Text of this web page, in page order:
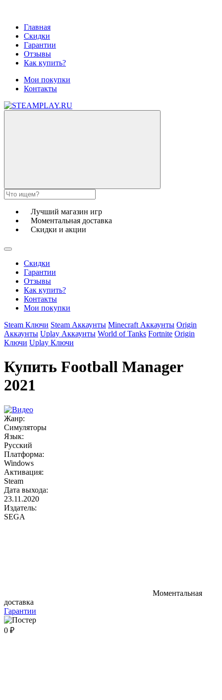
Главная
Скидки
Гарантии
Отзывы
Как купить?
Мои покупки
Контакты
Лучший магазин игр
Моментальная доставка
Скидки и акции
Скидки
Гарантии
Отзывы
Как купить?
Контакты
Мои покупки
Steam Ключи Steam Аккаунты Minecraft Аккаунты Origin
Аккаунты Uplay Аккаунты World of Tanks Fortnite Origin
Ключи Uplay Ключи
Купить Football Manager
2021
Жанр:
Симуляторы
Язык:
Русский
Платформа:
Windows
Активация:
Steam
Дата выхода:
23.11.2020
Издатель:
SEGA
Моментальная
доставка
Гарантии
0 ₽